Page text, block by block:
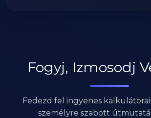
Fogyj, Izmosodj
Fedezd fel ingyenes
személyre szabott